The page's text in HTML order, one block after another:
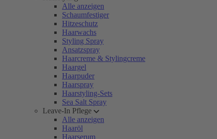
Alle anzeigen
Schaumfestiger
Hitzeschutz
Haarwachs
Styling Spray
Ansatzspray
Haarcreme & Stylingcreme
Haargel
Haarpuder
Haarspray
Haarstyling-Sets
Sea Salt Spray
Leave-In Pflege
Alle anzeigen
Haaröl
Haarserum